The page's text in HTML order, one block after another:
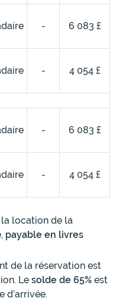
- 6 083 £
- 4 054 £
- 6 083 £
- 4 054 £
la location de la
payable en livres
de la réservation est
Le solde de 65% est
d’arrivée.